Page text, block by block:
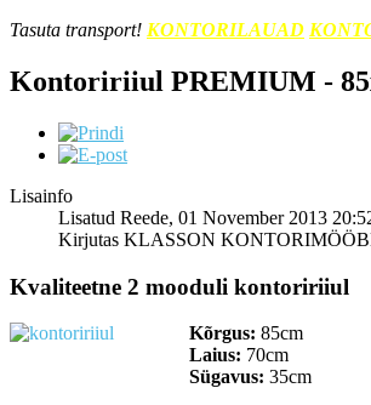
Tasuta transport! KONTORILAUAD
Kontoririiul PREMIUM -
Lisainfo
Lisatud Reede, 01 November 2013
Kirjutas KLASSON
Kvaliteetne 2 mooduli kontoririiul
Kõrgus: 85cm
Laius: 70cm
Sügavus: 35cm